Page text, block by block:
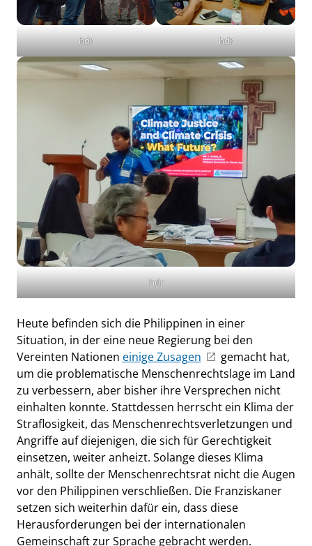
hdr hdr
hdr
Heute befinden sich die Philippinen in einer
Situation, in der eine neue Regierung bei den
Vereinten Nationen einige Zusagen
gemacht hat,
um die problematische Menschenrechtslage im Land
zu verbessern, aber bisher ihre Versprechen nicht
einhalten konnte. Stattdessen herrscht ein Klima der
Straflosigkeit, das Menschenrechtsverletzungen und
Angriffe auf diejenigen, die sich für Gerechtigkeit
einsetzen, weiter anheizt. Solange dieses Klima
anhält, sollte der Menschenrechtsrat nicht die Augen
vor den Philippinen verschließen. Die Franziskaner
setzen sich weiterhin dafür ein, dass diese
Herausforderungen bei der internationalen
Gemeinschaft zur Sprache gebracht werden.